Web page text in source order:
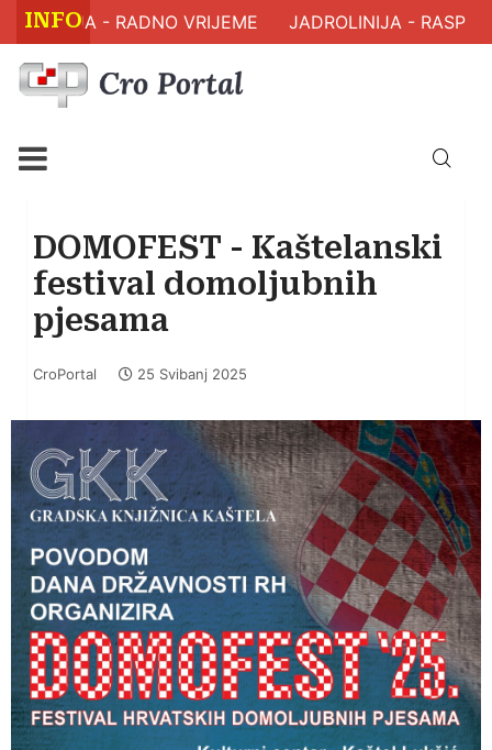
INFO- RADNO VRIJEME JADROLINIJA -
DOMOFEST - Kaštelanski
festival domoljubnih
pjesama
CroPortal 25 Svibanj 2025